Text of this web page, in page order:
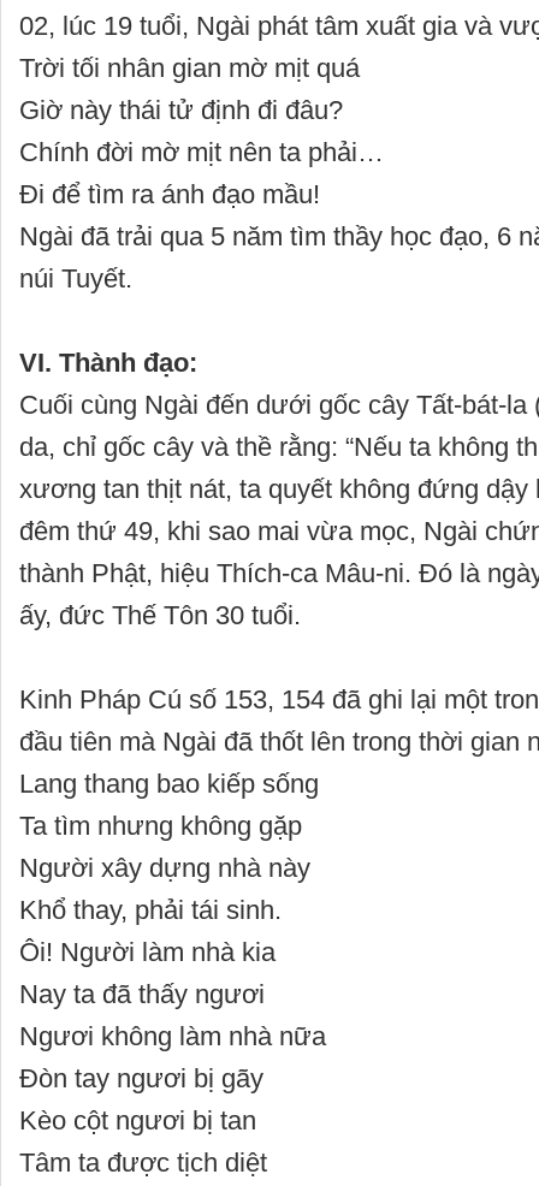
02, lúc 19 tuổi, Ngài phát tâm xuất gia và
Trời tối nhân gian mờ mịt quá
Giờ này thái tử định đi đâu?
Chính đời mờ mịt nên ta phải…
Đi để tìm ra ánh đạo mầu!
Ngài đã trải qua 5 năm tìm thầy học đạo, 6
núi Tuyết.
VI. Thành đạo:
Cuối cùng Ngài đến dưới gốc cây Tất-bát-la
da, chỉ gốc cây và thề rằng: “Nếu ta không
xương tan thịt nát, ta quyết không đứng dậy
đêm thứ 49, khi sao mai vừa mọc, Ngài
thành Phật, hiệu Thích-ca Mâu-ni. Đó là
ấy, đức Thế Tôn 30 tuổi.
Kinh Pháp Cú số 153, 154 đã ghi lại một
đầu tiên mà Ngài đã thốt lên trong thời gian
Lang thang bao kiếp sống
Ta tìm nhưng không gặp
Người xây dựng nhà này
Khổ thay, phải tái sinh.
Ôi! Người làm nhà kia
Nay ta đã thấy ngươi
Ngươi không làm nhà nữa
Đòn tay ngươi bị gãy
Kèo cột ngươi bị tan
Tâm ta được tịch diệt